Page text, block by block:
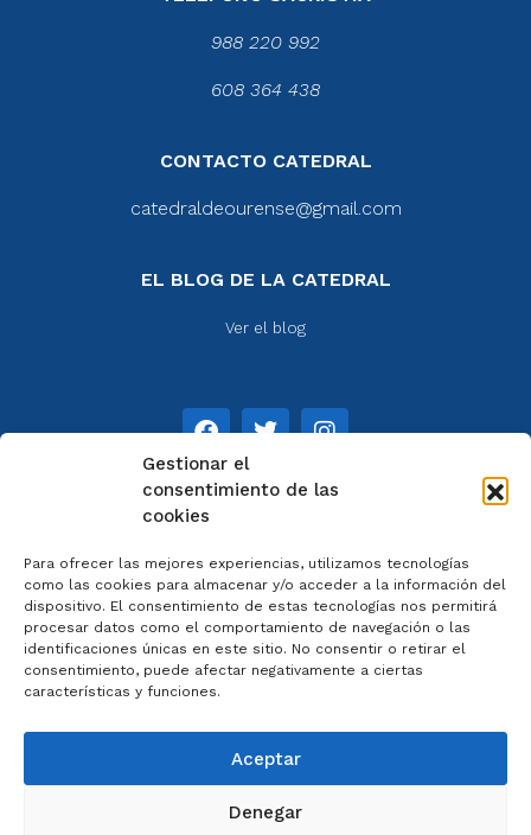
Gestionar el
consentimiento de las
cookies
Para ofrecer las mejores experiencias, utilizamos tecnologías
como las cookies para almacenar y/o acceder a la información del
dispositivo. El consentimiento de estas tecnologías nos permitirá
procesar datos como el comportamiento de navegación o las
identificaciones únicas en este sitio. No consentir o retirar el
consentimiento, puede afectar negativamente a ciertas
características y funciones.
Aceptar
Denegar
988 220 992
608 364 438
CONTACTO CATEDRAL
catedraldeourense@gmail.com
EL BLOG DE LA CATEDRAL
Ver el blog
Aviso legal
Política de privacidad
Cookies
Colaboradores
Condiciones generales